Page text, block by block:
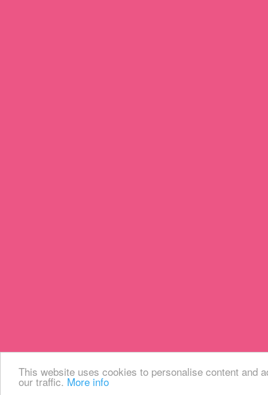
This website uses cookies to personalise content and
our traffic. More info